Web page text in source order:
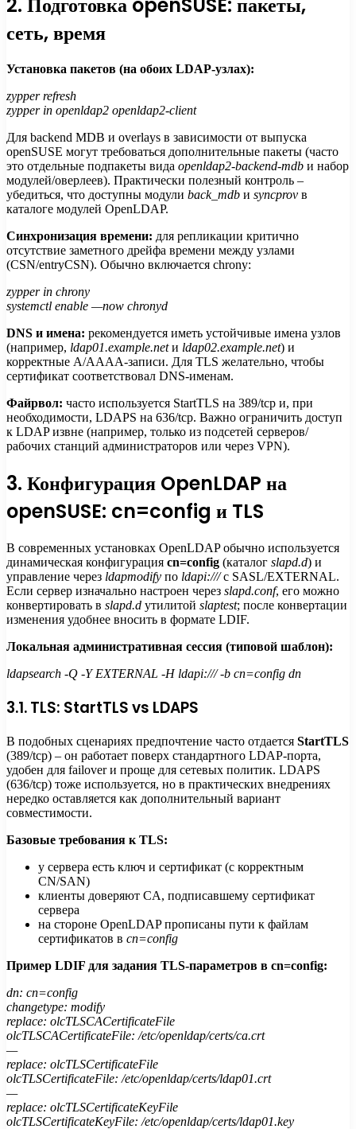
сеть, время
Установка пакетов (на обоих LDAP-узлах):
zypper refresh
zypper in openldap2 openldap2-client
Для backend MDB и overlays в зависимости от выпуска
openSUSE могут требоваться дополнительные пакеты (часто
это отдельные подпакеты вида openldap2-backend-mdb и набор
модулей/оверлеев). Практически полезный контроль –
убедиться, что доступны модули back_mdb и syncprov в
каталоге модулей OpenLDAP.
Синхронизация времени: для репликации критично
отсутствие заметного дрейфа времени между узлами
(CSN/entryCSN). Обычно включается chrony:
zypper in chrony
systemctl enable —now chronyd
DNS и имена: рекомендуется иметь устойчивые имена узлов
(например, ldap01.example.netи ldap02.example.net) и
корректные A/AAAA-записи. Для TLS желательно, чтобы
сертификат соответствовал DNS-именам.
Файрвол: часто используется StartTLS на 389/tcp и, при
необходимости, LDAPS на 636/tcp. Важно ограничить доступ
к LDAP извне (например, только из подсетей серверов/
рабочих станций администраторов или через VPN).
3. Конфигурация OpenLDAP на
openSUSE: cn=config и TLS
В современных установках OpenLDAP обычно используется
динамическая конфигурация cn=config (каталог slapd.d) и
управление через ldapmodify по ldapi:///с SASL/EXTERNAL.
Если сервер изначально настроен через slapd.conf, его можно
конвертировать в slapd.d утилитой slaptest; после конвертации
изменения удобнее вносить в формате LDIF.
Локальная административная сессия (типовой шаблон):
ldapsearch -Q -Y EXTERNAL -H ldapi:/// -b cn=config dn
3.1. TLS: StartTLS vs LDAPS
В подобных сценариях предпочтение часто отдается StartTLS
(389/tcp) – он работает поверх стандартного LDAP-порта,
удобен для failover и проще для сетевых политик. LDAPS
(636/tcp) тоже используется, но в практических внедрениях
нередко оставляется как дополнительный вариант
совместимости.
Базовые требования к TLS:
у сервера есть ключ и сертификат (с корректным
CN/SAN)
клиенты доверяют CA, подписавшему сертификат
сервера
на стороне OpenLDAP прописаны пути к файлам
сертификатов в cn=config
Пример LDIF для задания TLS-параметров в cn=config:
dn: cn=config
changetype: modify
replace: olcTLSCACertificateFile
olcTLSCACertificateFile: /etc/openldap/certs/ca.crt
—
replace: olcTLSCertificateFile
olcTLSCertificateFile: /etc/openldap/certs/ldap01.crt
—
replace: olcTLSCertificateKeyFile
olcTLSCertificateKeyFile: /etc/openldap/certs/ldap01.key